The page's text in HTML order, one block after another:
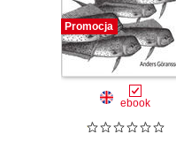
Promocja
ebook